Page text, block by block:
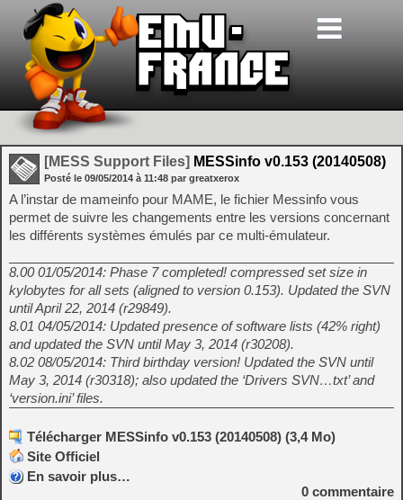
[MESS Support Files] MESSinfo v0.153 (20140508)
Posté le 09/05/2014 à 11:48 par greatxerox
A l’instar de mameinfo pour MAME, le fichier Messinfo vous
permet de suivre les changements entre les versions concernant
les différents systèmes émulés par ce multi-émulateur.
8.00 01/05/2014: Phase 7 completed! compressed set size in
kylobytes for all sets (aligned to version 0.153). Updated the SVN
until April 22, 2014 (r29849).
8.01 04/05/2014: Updated presence of software lists (42% right)
and updated the SVN until May 3, 2014 (r30208).
8.02 08/05/2014: Third birthday version! Updated the SVN until
May 3, 2014 (r30318); also updated the ‘Drivers SVN…txt’ and
‘version.ini’ files.
Télécharger MESSinfo v0.153 (20140508) (3,4 Mo)
Site Officiel
En savoir plus…
0 commentaire